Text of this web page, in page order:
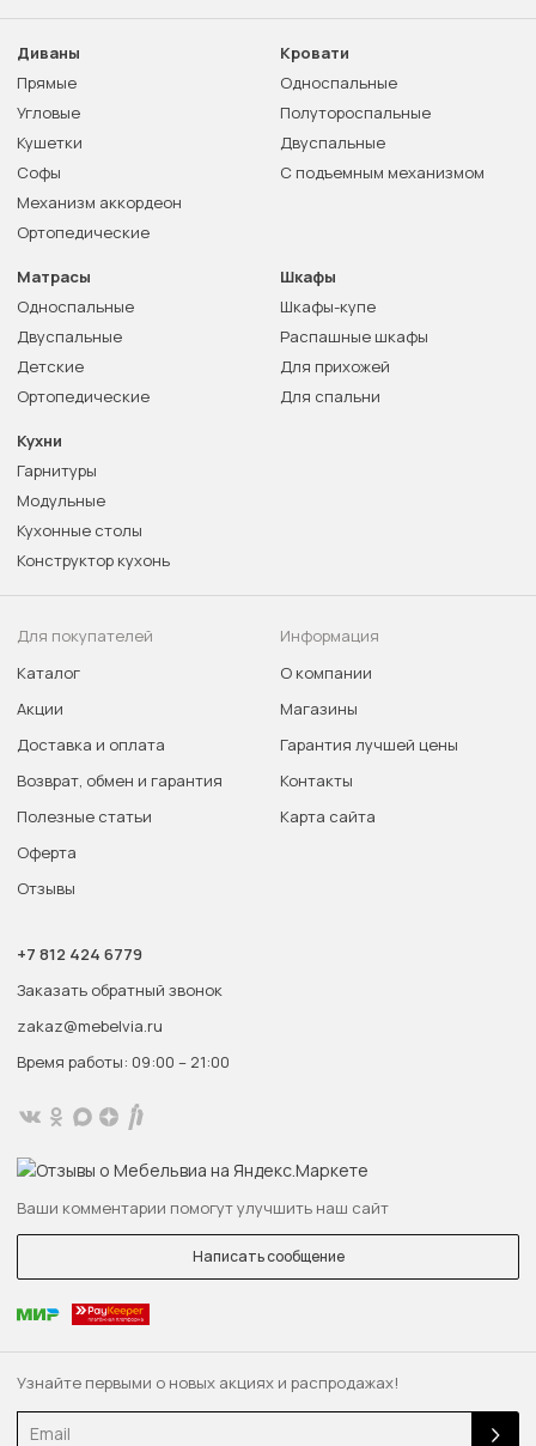
Узнайте первыми о новых акциях и распродажах!
Email
Диваны
Прямые
Угловые
Кушетки
Софы
Механизм аккордеон
Ортопедические
Кровати
Односпальные
Полутороспальные
Двуспальные
С подъемным механизмом
Матрасы
Односпальные
Двуспальные
Детские
Ортопедические
Шкафы
Шкафы-купе
Распашные шкафы
Для прихожей
Для спальни
Кухни
Гарнитуры
Модульные
Кухонные столы
Конструктор кухонь
Для покупателей
Каталог
Акции
Доставка и оплата
Возврат, обмен и гарантия
Полезные статьи
Оферта
Отзывы
Информация
О компании
Магазины
Гарантия лучшей цены
Контакты
Карта сайта
+7 812 424 6779
Заказать обратный звонок
zakaz@mebelvia.ru
Время работы: 09:00 – 21:00
Ваши комментарии помогут улучшить наш сайт
Написать сообщение